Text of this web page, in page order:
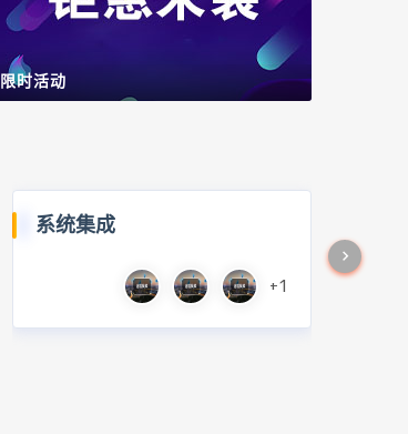
数字工厂
限时活动
系统集成
+1